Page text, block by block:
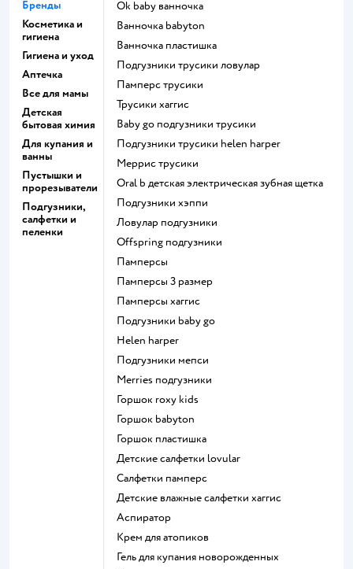
Бренды
Косметика и
гигиена
Гигиена и уход
Аптечка
Все для мамы
Детская
бытовая химия
Для купания и
ванны
Пустышки и
прорезыватели
Подгузники,
салфетки и
пеленки
ok baby ванночка
ванночка babyton
ванночка пластишка
подгузники трусики ловулар
памперс трусики
трусики хаггис
baby go подгузники трусики
подгузники трусики helen harper
меррис трусики
oral b детская электрическая зубная щетка
подгузники хэппи
ловулар подгузники
offspring подгузники
памперсы
памперсы 3 размер
памперсы хаггис
подгузники baby go
helen harper
подгузники мепси
merries подгузники
горшок roxy kids
горшок babyton
горшок пластишка
детские салфетки lovular
салфетки памперс
детские влажные салфетки хаггис
аспиратор
крем для атопиков
гель для купания новорожденных